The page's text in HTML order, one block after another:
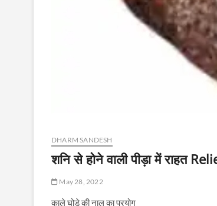
DHARM SANDESH
शनि से होने वाली पीड़ा में राहत
May 28, 2022
काले घोड़े की नाल का प्रयोग